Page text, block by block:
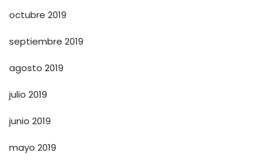
octubre 2019
septiembre 2019
agosto 2019
julio 2019
junio 2019
mayo 2019